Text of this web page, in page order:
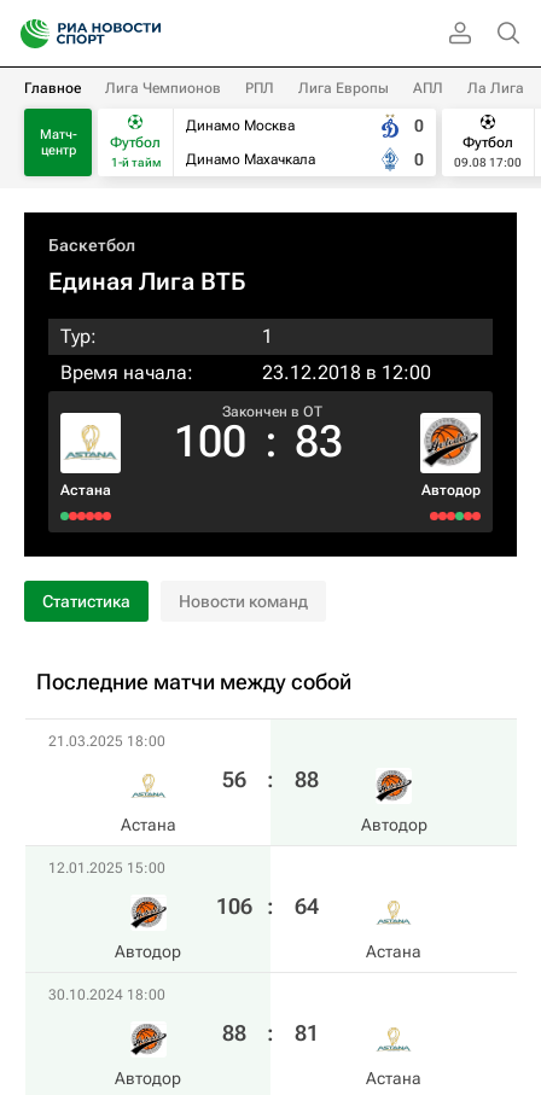
Главное Лига Чемпионов РПЛ Лига Европы АПЛ Ла Лига
Матч-
центр
Футбол
1-й тайм
Динамо Москва
Динамо Махачкала
0
0
Футбол
09.08 17:00
Баскетбол
Единая Лига ВТБ
Тур:
1
Время начала:
23.12.2018 в 12:00
Астана
Закончен в OT
100 : 83
Автодор
Статистика Новости команд
Последние матчи между собой
21.03.2025 18:00
Астана
56 : 88
Автодор
12.01.2025 15:00
Автодор
106 : 64
Астана
30.10.2024 18:00
Автодор
88 : 81
Астана